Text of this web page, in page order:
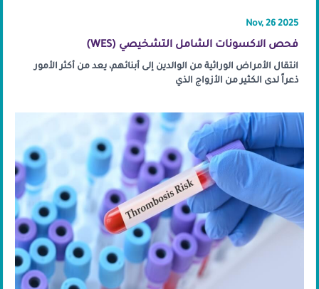
Nov, 26 2025
فحص الاكسونات الشامل التشخيصي (WES)
انتقال الأمراض الوراثية من الوالدين إلى أبنائهم، يعد من أكثر الأمور
ذعراً لدى الكثير من الأزواج الذي